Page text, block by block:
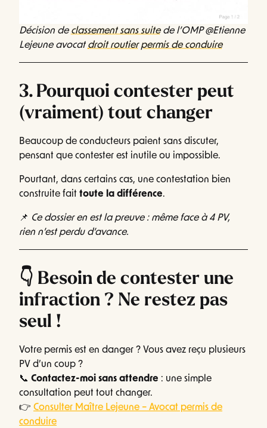
Décision de classement sans suitede l’OMP @Etienne
Lejeune avocat droit routier permis de conduire
3. Pourquoi contester peut
(vraiment) tout changer
Beaucoup de conducteurs paient sans discuter,
pensant que contester est inutile ou impossible.
Pourtant, dans certains cas, une contestation bien
construite fait toute la différence.
📌 Ce dossier en est la preuve : même face à 4 PV,
rien n’est perdu d’avance.
👇 Besoin de contester une
infraction ? Ne restez pas
seul !
Votre permis est en danger ? Vous avez reçu plusieurs
PV d’un coup ?
📞 Contactez-moi sans attendre : une simple
consultation peut tout changer.
👉 Consulter Maître Lejeune – Avocat permis de
conduire